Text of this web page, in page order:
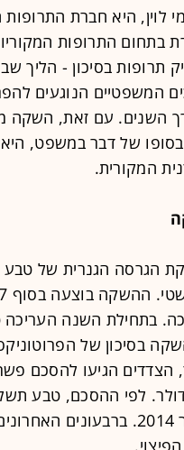
היא חברת התרופות
בתחום התרופות
תרופות בסיכון - הליך
המשפטיים הנוגעים
השנים. עם זאת, השקה
של דבר במשפט, היא
בתחילת השנה העריכה
הצדדים הגיעו להסכם
ואת היתרה תשלם עד אוקטובר